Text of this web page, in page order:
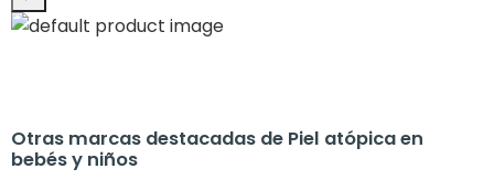
Otras marcas destacadas de Piel atópica en
bebés y niños